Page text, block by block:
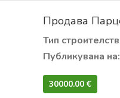
Продава
Тип
Публикувана на:
30000.00 €‎